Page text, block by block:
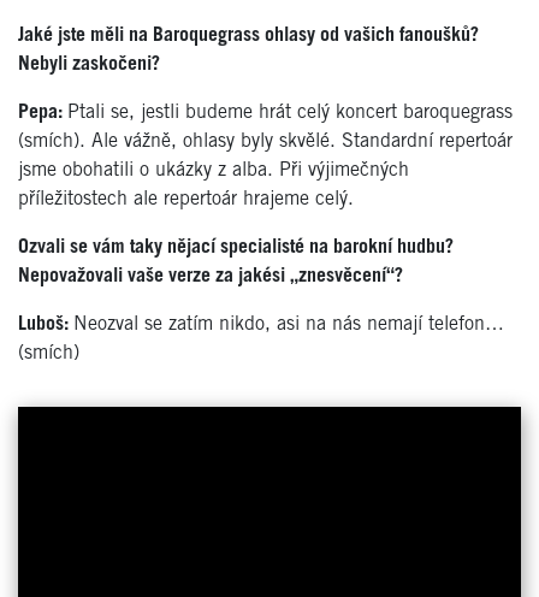
Jaké jste měli na Baroquegrass ohlasy od vašich fanoušků?
Nebyli zaskočeni?
Pepa: Ptali se, jestli budeme hrát celý koncert baroquegrass
(smích). Ale vážně, ohlasy byly skvělé. Standardní repertoár
jsme obohatili o ukázky z alba. Při výjimečných
příležitostech ale repertoár hrajeme celý.
Ozvali se vám taky nějací specialisté na barokní hudbu?
Nepovažovali vaše verze za jakési „znesvěcení“?
Luboš: Neozval se zatím nikdo, asi na nás nemají telefon…
(smích)